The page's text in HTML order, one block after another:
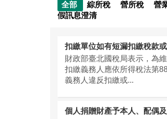
全部 綜所稅 營所稅 營
假訊息澄清
財政部臺北國稅局表示，為
扣繳義務人應依所得稅法第
義務人違反扣繳或...
個人捐贈財產予本人、配偶